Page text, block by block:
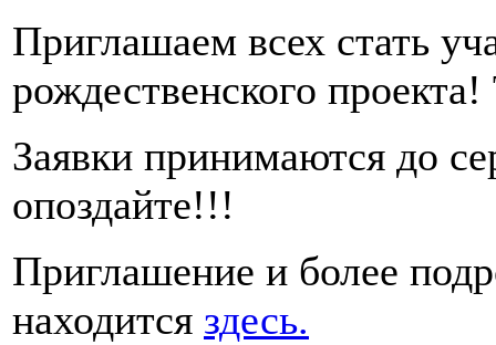
Приглашаем всех стать
рождественского
Заявки принимаются до
опоздайте!!!
Приглашение и более
находится здесь.